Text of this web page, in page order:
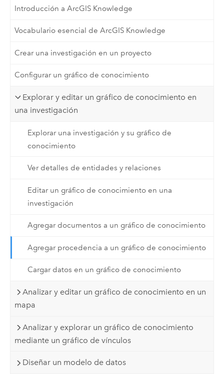
Introducción a ArcGIS Knowledge
Vocabulario esencial de ArcGIS Knowledge
Crear una investigación en un proyecto
Configurar un gráfico de conocimiento
Explorar y editar un gráfico de conocimiento en
una investigación
Explorar una investigación y su gráfico de
conocimiento
Ver detalles de entidades y relaciones
Editar un gráfico de conocimiento en una
investigación
Agregar documentos a un gráfico de conocimiento
Agregar procedencia a un gráfico de conocimiento
Cargar datos en un gráfico de conocimiento
Analizar y editar un gráfico de conocimiento en un
mapa
Analizar y explorar un gráfico de conocimiento
mediante un gráfico de vínculos
Diseñar un modelo de datos